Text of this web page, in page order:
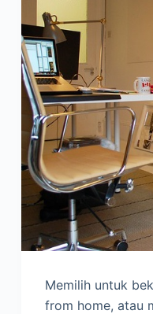
Memilih untuk
from home, atau